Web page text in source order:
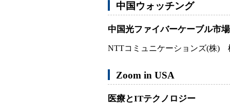
中国ウォッチング
中国光ファイバーケーブル市
NTTコミュニケーションズ(株)
Zoom in USA
医療とITテクノロジー